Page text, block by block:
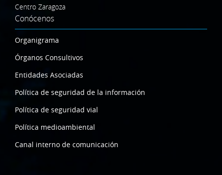
Centro Zaragoza
Conócenos
Organigrama
Órganos Consultivos
Entidades Asociadas
Política de seguridad de la información
Política de seguridad vial
Política medioambiental
Canal interno de comunicación